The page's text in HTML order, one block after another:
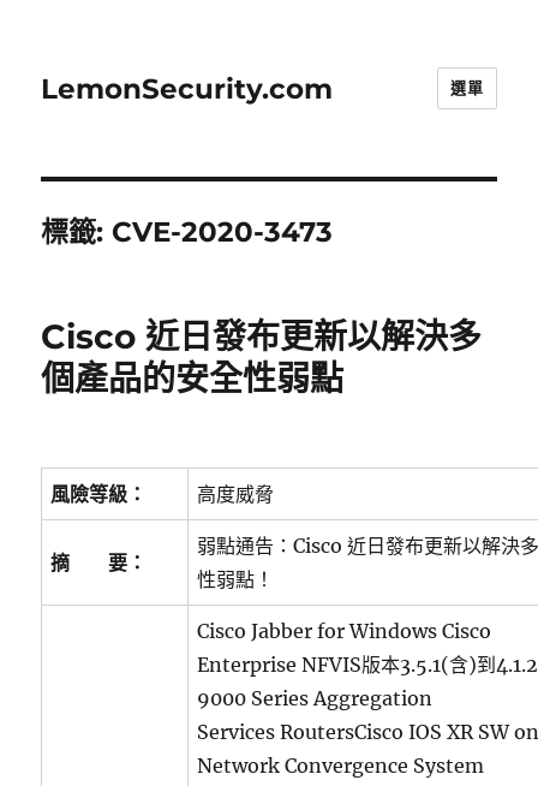
LemonSecurity.com 選單
標籤: CVE-2020-3473
Cisco 近日發布更新以解決多
個產品的安全性弱點
風險等級： 高度威脅
摘 要：
弱點通告：Cisco 近日發布更新以解決
性弱點！
Cisco Jabber for Windows Cisco
Enterprise NFVIS版本3.5.1(含)到
9000 Series Aggregation
Services RoutersCisco IOS XR SW
Network Convergence System